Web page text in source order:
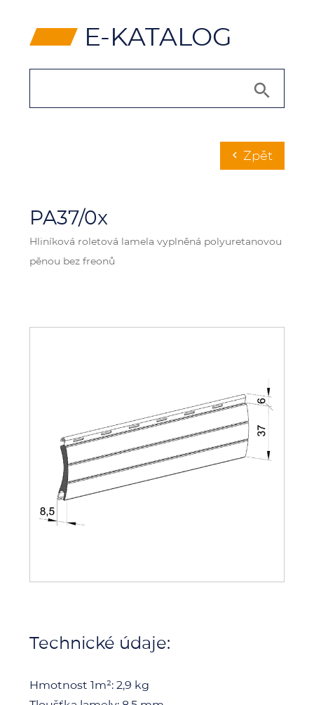
⸠ E-KATALOG
chevron_left Zpět
PA37/0x
Hliníková roletová lamela vyplněná polyuretanovou
pěnou bez freonů
Technické údaje:
Hmotnost 1m²: 2,9 kg